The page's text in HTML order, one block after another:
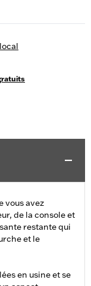
vous avez
de la console et
restante qui
et le
en usine et se